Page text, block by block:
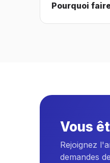
Pourquoi
Vous
Rejoignez
demandes